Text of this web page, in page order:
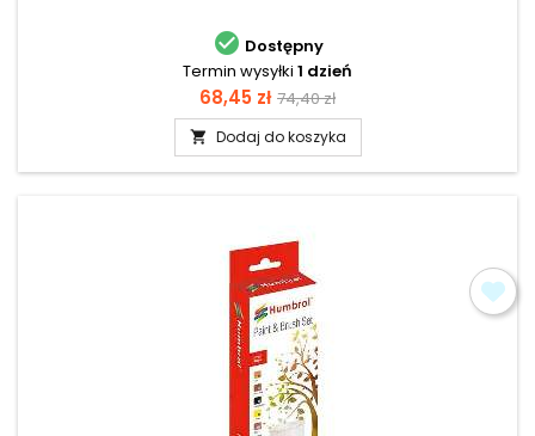
 Dostępny
Termin wysyłki 1 dzień
Cena
68,45 zł Cena
podstawowa
74,40 zł
 Dodaj do koszyka